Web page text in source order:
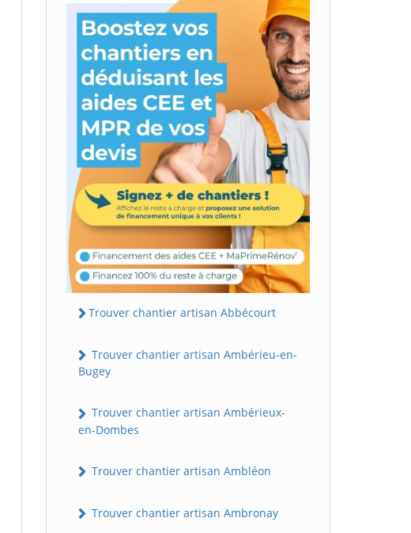
Trouver chantier artisan Abbécourt
Trouver chantier artisan Ambérieu-en-
Bugey
Trouver chantier artisan Ambérieux-
en-Dombes
Trouver chantier artisan Ambléon
Trouver chantier artisan Ambronay